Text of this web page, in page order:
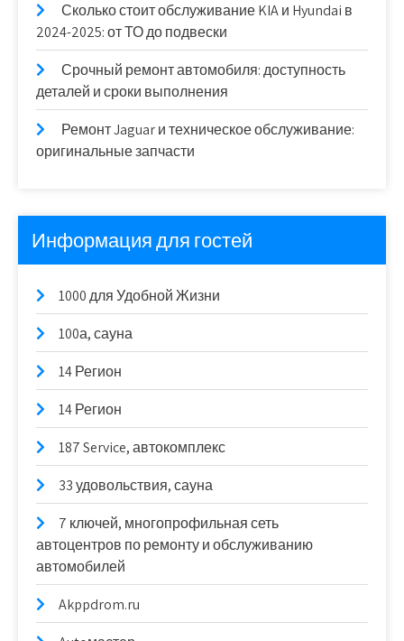
Сколько стоит обслуживание KIA и Hyundai в
2024-2025: от ТО до подвески
Срочный ремонт автомобиля: доступность
деталей и сроки выполнения
Ремонт Jaguar и техническое обслуживание:
оригинальные запчасти
Информация для гостей
1000 для Удобной Жизни
100а, сауна
14 Регион
14 Регион
187 Service, автокомплекс
33 удовольствия, сауна
7 ключей, многопрофильная сеть
автоцентров по ремонту и обслуживанию
автомобилей
Akppdrom.ru